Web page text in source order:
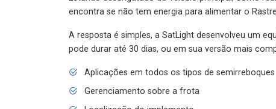
encontra se não tem energia para alimentar o
A resposta é simples, a SatLight desenvolveu um
pode durar até 30 dias, ou em sua versão mais
Aplicações em todos os tipos de semirreboques
Gerenciamento sobre a frota
Localização do implemento